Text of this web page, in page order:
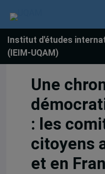
Institut d'études
(IEIM-UQAM)
Une
: les
citoyens
et en